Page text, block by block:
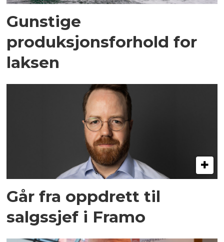
Gunstige
produksjonsforhold for
laksen
Går fra oppdrett til
salgssjef i Framo